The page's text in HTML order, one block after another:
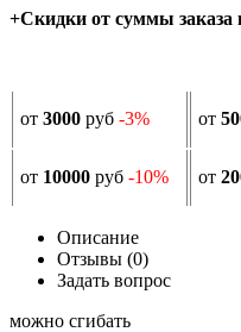
+Скидки от суммы заказа
от 3000 руб -3% от
от 10000 руб -10% от
Описание
Отзывы (0)
Задать вопрос
можно сгибать